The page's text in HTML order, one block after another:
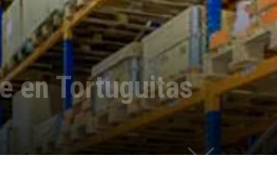
en Tortuguitas